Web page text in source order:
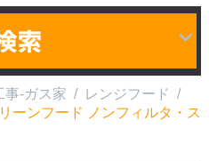
事-ガス家 / レンジフード /
ーンフード ノンフィルタ・ス